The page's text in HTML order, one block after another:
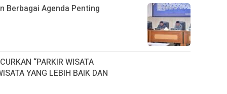
Berbagai Agenda Penting
“PARKIR WISATA
YANG LEBIH BAIK DAN